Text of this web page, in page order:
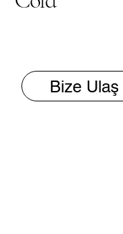
Bize Ulaş